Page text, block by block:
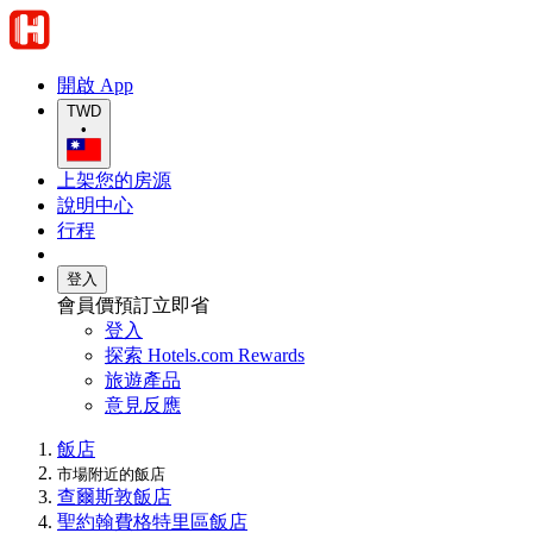
開啟 App
TWD
•
上架您的房源
說明中心
行程
登入
會員價預訂立即省
登入
探索 Hotels.com Rewards
旅遊產品
意見反應
飯店
市場附近的飯店
查爾斯敦飯店
聖約翰費格特里區飯店